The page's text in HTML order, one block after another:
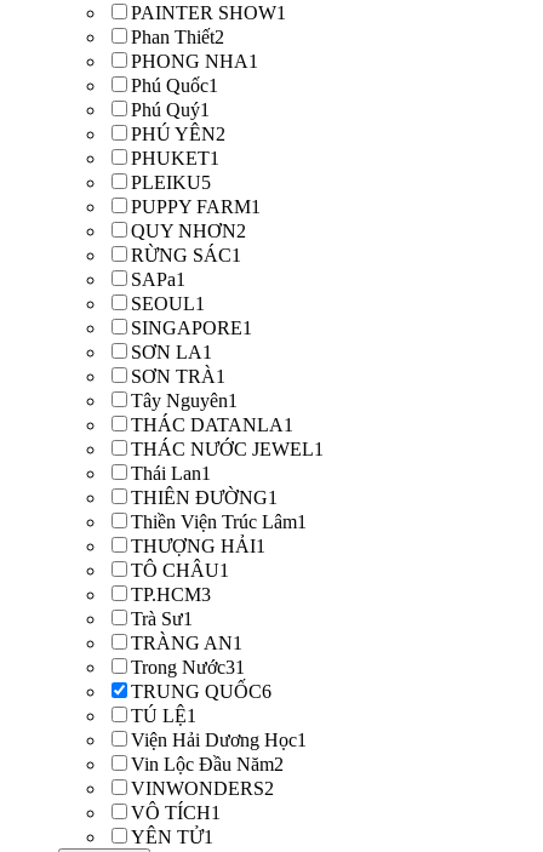
PAINTER SHOW1
Phan Thiết2
PHONG NHA1
Phú Quốc1
Phú Quý1
PHÚ YÊN2
PHUKET1
PLEIKU5
PUPPY FARM1
QUY NHƠN2
RỪNG SÁC1
SAPa1
SEOUL1
SINGAPORE1
SƠN LA1
SƠN TRÀ1
Tây Nguyên1
THÁC DATANLA1
THÁC NƯỚC JEWEL1
Thái Lan1
THIÊN ĐƯỜNG1
Thiền Viện Trúc Lâm1
THƯỢNG HẢI1
TÔ CHÂU1
TP.HCM3
Trà Sư1
TRÀNG AN1
Trong Nước31
TRUNG QUỐC6
TÚ LỆ1
Viện Hải Dương Học1
Vin Lộc Đầu Năm2
VINWONDERS2
VÔ TÍCH1
YÊN TỬ1